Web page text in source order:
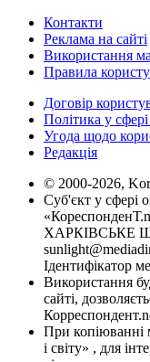
Контакти
Реклама на сайті
Використання
Правила
Договір
Політика у
Угода щодо
Редакція
© 2000-2026,
Суб'єкт у сфері
ХАРКІВСЬКЕ
Ідентифікатор
Використання
сайті,
При копіюванні
і світу» , для